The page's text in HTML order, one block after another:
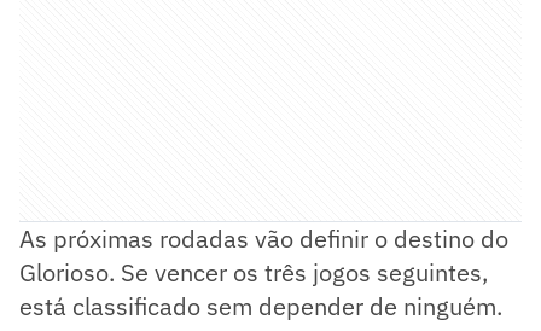
As próximas rodadas vão definir o destino do
Glorioso. Se vencer os três jogos seguintes,
está classificado sem depender de ninguém.